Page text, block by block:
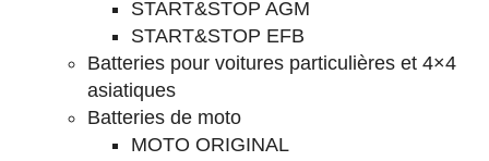
START&STOP AGM
START&STOP EFB
Batteries pour voitures particulières et 4×4
asiatiques
Batteries de moto
MOTO ORIGINAL